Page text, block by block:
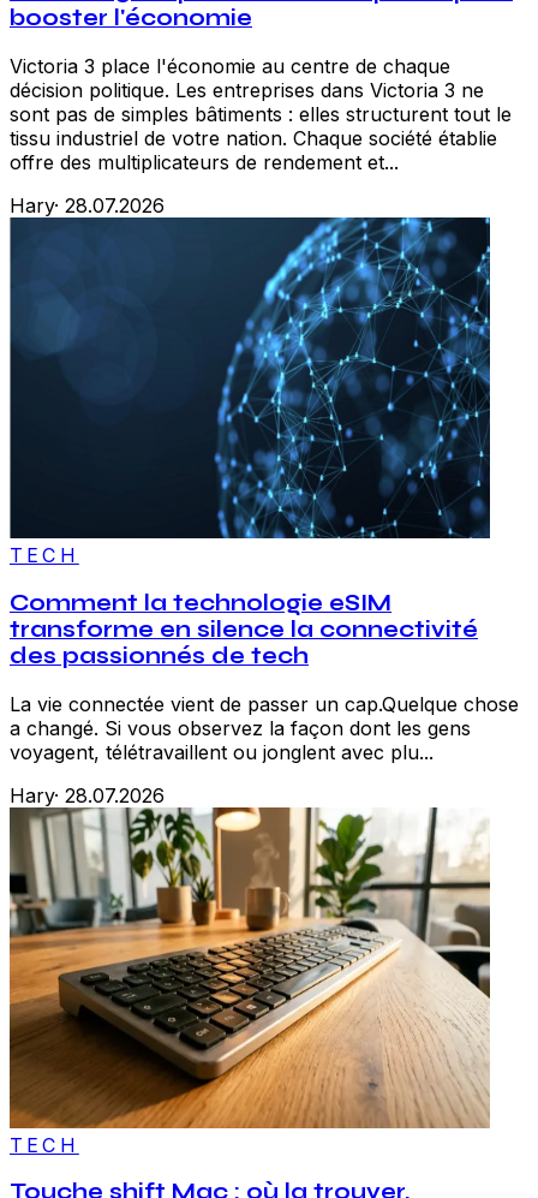
booster l'économie
Victoria 3 place l'économie au centre de chaque
décision politique. Les entreprises dans Victoria 3 ne
sont pas de simples bâtiments : elles structurent tout le
tissu industriel de votre nation. Chaque société établie
offre des multiplicateurs de rendement et...
Hary· 28.07.2026
TECH
Comment la technologie eSIM
transforme en silence la connectivité
des passionnés de tech
La vie connectée vient de passer un cap.Quelque chose
a changé. Si vous observez la façon dont les gens
voyagent, télétravaillent ou jonglent avec plu...
Hary· 28.07.2026
TECH
Touche shift Mac : où la trouver,